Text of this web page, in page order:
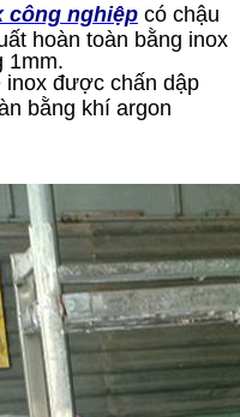
công nghiệp có chậu
hoàn toàn bằng inox
inox được chấn dập
bằng khí argon